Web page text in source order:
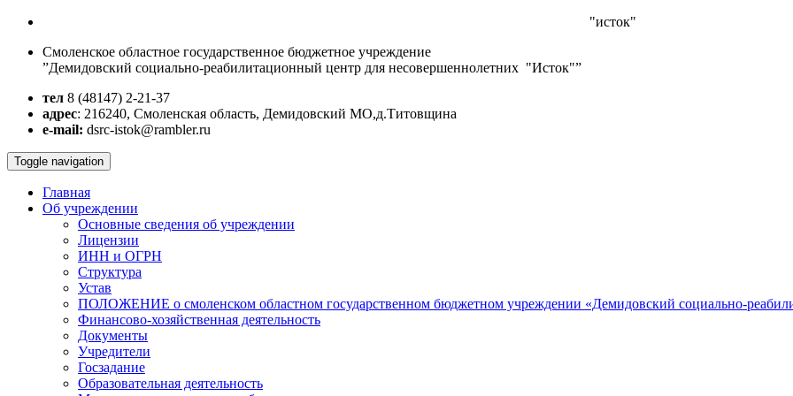
"исток"
Смоленское областное государственное бюджетное учреждение
”Демидовский социально-реабилитационный центр для несовершеннолетних "Исток"”
тел 8 (48147) 2-21-37
адрес: 216240, Смоленская область, Демидовский МО,д.Титовщина
e-mail: dsrc-istok@rambler.ru
Toggle navigation
Главная
Об учреждении
Основные сведения об учреждении
Лицензии
ИНН и ОГРН
Структура
Устав
ПОЛОЖЕНИЕ о смоленском областном государственном бюджетном учреждении «Демидовский социально-
Финансово-хозяйственная деятельность
Документы
Учредители
Госзадание
Образовательная деятельность